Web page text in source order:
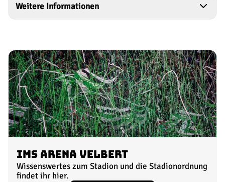
Weitere Informationen
IMS Arena Velbert
Wissenswertes zum Stadion und die Stadionordnung
findet ihr hier.